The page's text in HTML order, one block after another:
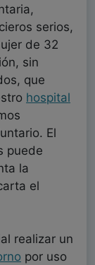
serios,
de 32
sin
que
hospital
El
puede
la
el
realizar un
por uso